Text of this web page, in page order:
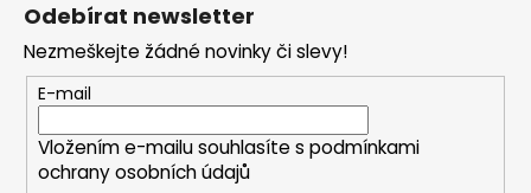
Odebírat newsletter
Nezmeškejte žádné novinky či slevy!
E-mail
Vložením e-mailu souhlasíte s podmínkami
ochrany osobních údajů